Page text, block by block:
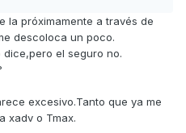
la próximamente a través de
descoloca un poco.
el seguro no.
excesivo.Tanto que ya me
xadv o Tmax.